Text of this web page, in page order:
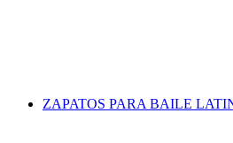
ZAPATOS PARA BAILE